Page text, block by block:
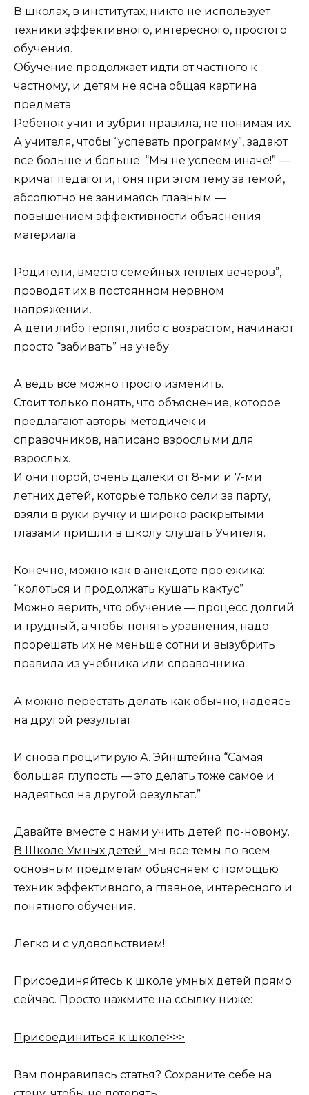
В школах, в институтах, никто не использует
техники эффективного, интересного, простого
обучения.
Обучение продолжает идти от частного к
частному, и детям не ясна общая картина
предмета.
Ребенок учит и зубрит правила, не понимая их.
А учителя, чтобы “успевать программу”, задают
все больше и больше. “Мы не успеем иначе!” —
кричат педагоги, гоня при этом тему за темой,
абсолютно не занимаясь главным —
повышением эффективности объяснения
материала
Родители, вместо семейных теплых вечеров”,
проводят их в постоянном нервном
напряжении.
А дети либо терпят, либо с возрастом, начинают
просто “забивать” на учебу.
А ведь все можно просто изменить.
Стоит только понять, что объяснение, которое
предлагают авторы методичек и
справочников, написано взрослыми для
взрослых.
И они порой, очень далеки от 8-ми и 7-ми
летних детей, которые только сели за парту,
взяли в руки ручку и широко раскрытыми
глазами пришли в школу слушать Учителя.
Конечно, можно как в анекдоте про ежика:
“колоться и продолжать кушать кактус”
Можно верить, что обучение — процесс долгий
и трудный, а чтобы понять уравнения, надо
прорешать их не меньше сотни и вызубрить
правила из учебника или справочника.
А можно перестать делать как обычно, надеясь
на другой результат.
И снова процитирую А. Эйнштейна “Самая
большая глупость — это делать тоже самое и
надеяться на другой результат.”
Давайте вместе с нами учить детей по-новому.
В Школе Умных детей мы все темы по всем
основным предметам объясняем с помощью
техник эффективного, а главное, интересного и
понятного обучения.
Легко и с удовольствием!
Присоединяйтесь к школе умных детей прямо
сейчас. Просто нажмите на ссылку ниже:
Присоединиться к школе>>>
Вам понравилась статья? Сохраните себе на